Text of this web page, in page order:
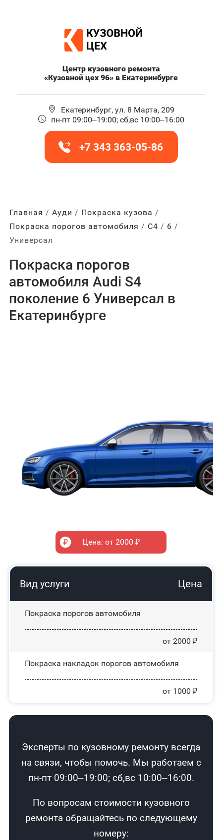
Центр кузовного ремонта
«Кузовной цех 96» в Екатеринбурге
Екатеринбург, ул. 8 Марта, 209
пн-пт 09:00–19:00; сб,вс 10:00–16:00
+7 343 363-05-86
Главная Ауди
Покраска кузова
Покраска порогов автомобиля
С4
6
Универсал
Покраска порогов
автомобиля Audi S4
поколение 6 Универсал в
Екатеринбурге
Цена: от 2000 ₽
Вид услуги Цена
Покраска порогов автомобиля
от 2000 ₽
Покраска накладок порогов автомобиля
от 1000 ₽
Эксперты по кузовному ремонту всегда
на связи, чтобы помочь. Мы работаем с
пн-пт 09:00–19:00; сб,вс 10:00–16:00.
По вопросам стоимости кузовного
ремонта обращайтесь по следующему
номеру: